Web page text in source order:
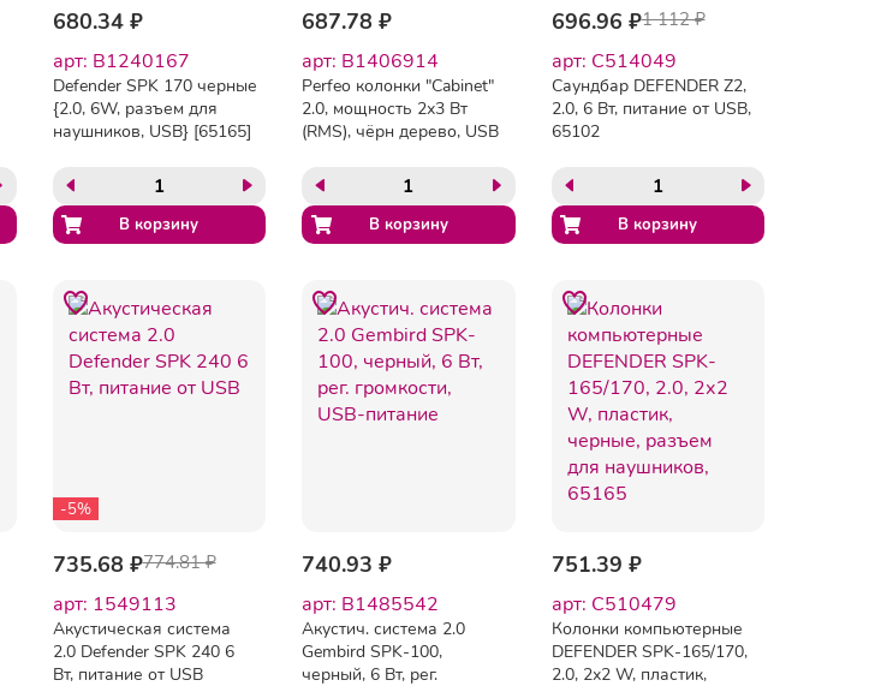
680.34 ₽
арт: B1240167
Defender SPK 170 черные
{2.0, 6W, разъем для
наушников, USB} [65165]
687.78 ₽
арт: B1406914
Perfeo колонки "Cabinet"
2.0, мощность 2х3 Вт
(RMS), чёрн дерево, USB
696.96 ₽1 112 ₽
арт: C514049
Саундбар DEFENDER Z2,
2.0, 6 Вт, питание от USB,
65102
-5%
735.68 ₽774.81 ₽
арт: 1549113
Акустическая система
2.0 Defender SPK 240 6
Вт, питание от USB
740.93 ₽
арт: B1485542
Акустич. система 2.0
Gembird SPK-100,
черный, 6 Вт, рег.
751.39 ₽
арт: C510479
Колонки компьютерные
DEFENDER SPK-165/170,
2.0, 2х2 W, пластик,